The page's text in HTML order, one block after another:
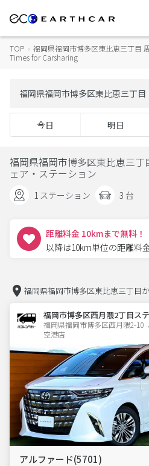
TOP › 福岡県福岡市博多区東比恵三丁目
Times for Carsharing
今日 明日
福岡県福岡市博多区東比恵三丁
ェア・ステーション
1 ステーション 3 台
距離料金 10kmまで無料！
以降は10km単位の距離料
福岡県福岡市博多区東比恵三丁目
福岡市博多区西月隈2丁目ス
福岡県福岡市博多区西月隈2-10
空港店
アルファード(5701)